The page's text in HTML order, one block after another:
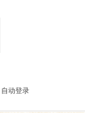
自动登录